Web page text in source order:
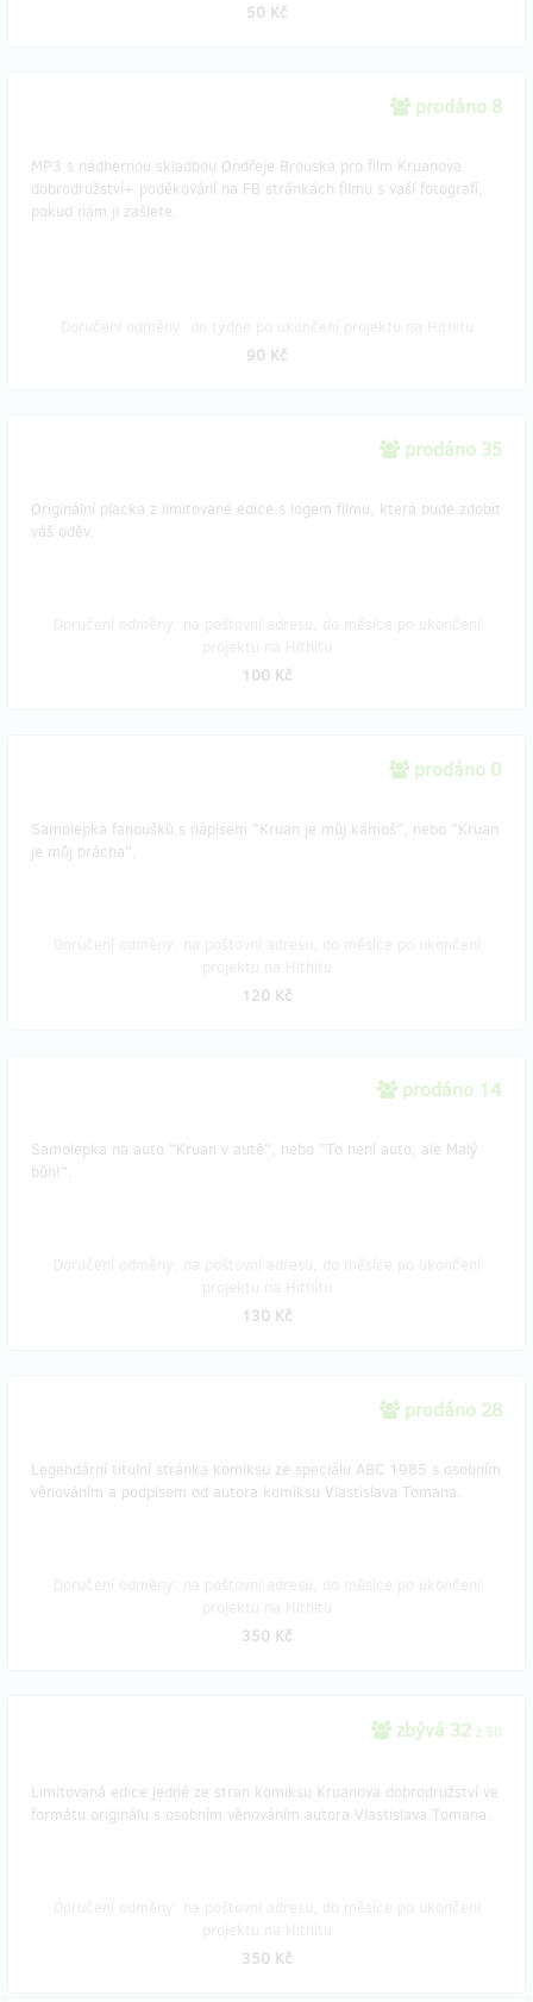
50 Kč
prodáno 8
MP3 s nádhernou skladbou Ondřeje Brouska pro film Kruanova
dobrodružství+ poděkování na FB stránkách filmu s vaší fotografí,
pokud nám ji zašlete.
90 Kč
prodáno 35
Originální placka z limitované edice s logem filmu, která bude zdobit
váš oděv.
100 Kč
prodáno 0
Samolepka fanoušků s nápisem "Kruan je můj kámoš", nebo "Kruan
je můj brácha".
120 Kč
prodáno 14
Samolepka na auto "Kruan v autě", nebo "To není auto, ale Malý
bůh!".
130 Kč
prodáno 28
Legendární titulní stránka komiksu ze speciálu ABC 1985 s osobním
věnováním a podpisem od autora komiksu Vlastislava Tomana.
350 Kč
zbývá 32 z 50
Limitovaná edice jedné ze stran komiksu Kruanova dobrodružství ve
formátu originálu s osobním věnováním autora Vlastislava Tomana.
350 Kč